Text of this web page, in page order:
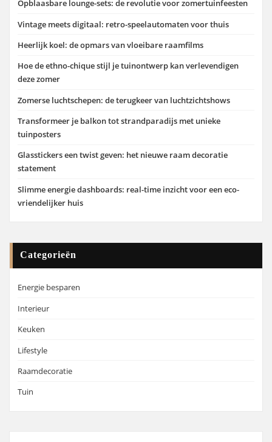
Opblaasbare lounge-sets: de revolutie voor zomertuinfeesten
Vintage meets digitaal: retro-speelautomaten voor thuis
Heerlijk koel: de opmars van vloeibare raamfilms
Hoe de ethno-chique stijl je tuinontwerp kan verlevendigen
deze zomer
Zomerse luchtschepen: de terugkeer van luchtzichtshows
Transformeer je balkon tot strandparadijs met unieke
tuinposters
Glasstickers een twist geven: het nieuwe raam decoratie
statement
Slimme energie dashboards: real-time inzicht voor een eco-
vriendelijker huis
Categorieën
Energie besparen
Interieur
Keuken
Lifestyle
Raamdecoratie
Tuin